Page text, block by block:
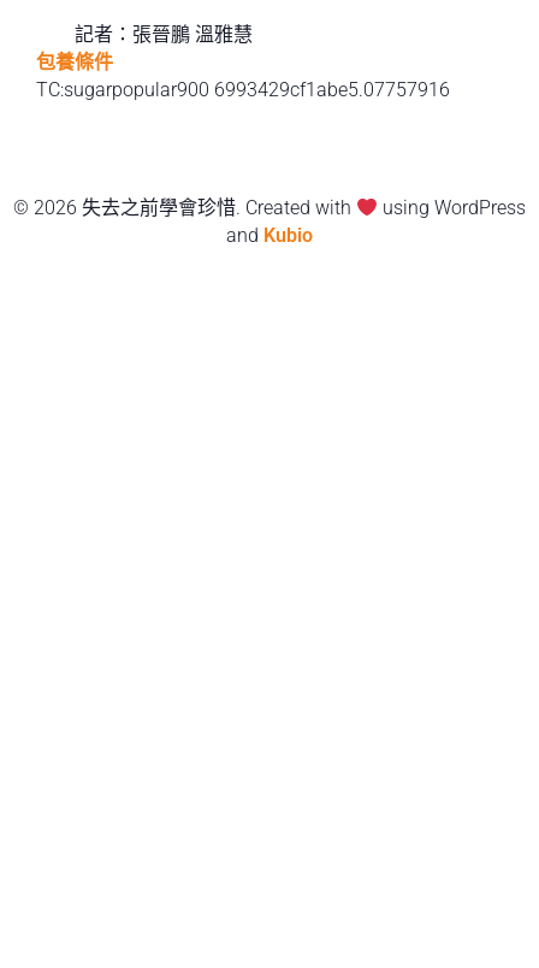
記者：張晉鵬 溫雅慧
包養條件
TC:sugarpopular900 6993429cf1abe5.07757916
© 2026 失去之前學會珍惜. Created with
using WordPress
and Kubio